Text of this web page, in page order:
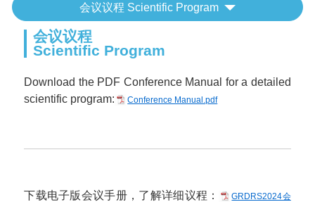
会议议程 Scientific Program
会议议程
Scientific Program
Download the PDF Conference Manual for a detailed
scientific program:
Conference Manual.pdf
下载电子版会议手册，了解详细议程：
GRDRS2024会